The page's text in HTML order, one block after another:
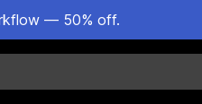
— 50% off.